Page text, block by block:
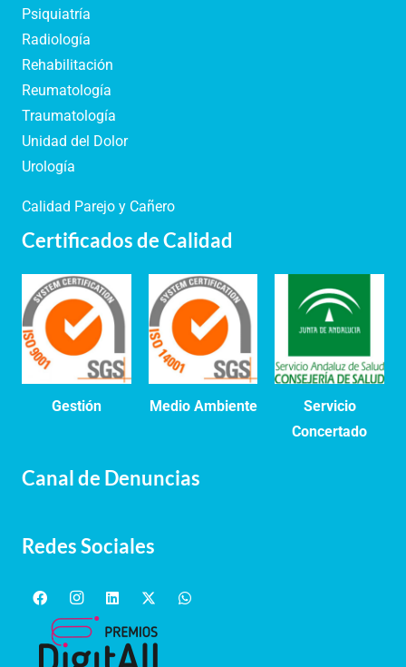
Psiquiatría
Radiología
Rehabilitación
Reumatología
Traumatología
Unidad del Dolor
Urología
Calidad Parejo y Cañero
Certificados de Calidad
Gestión Medio Ambiente
Servicio
Concertado
Canal de Denuncias
Redes Sociales